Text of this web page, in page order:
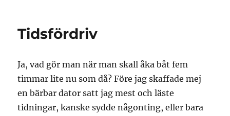
Tidsfördriv
Ja, vad gör man när man skall åka båt fem
timmar lite nu som då? Före jag skaffade mej
en bärbar dator satt jag mest och läste
tidningar, kanske sydde någonting, eller bara